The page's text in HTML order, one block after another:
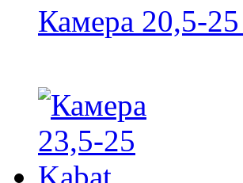
Камера 20,5-